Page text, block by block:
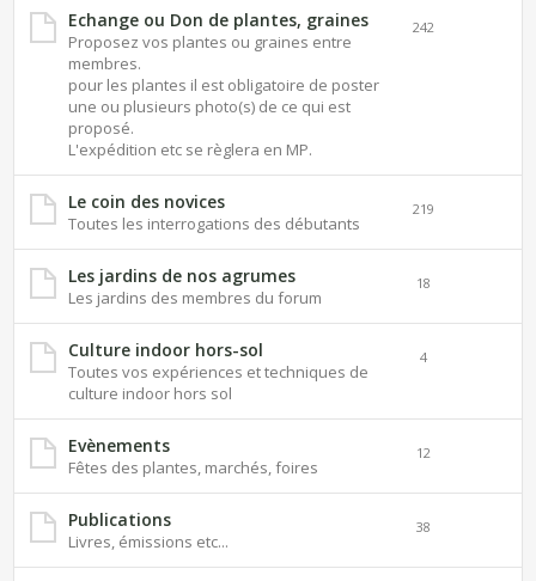
Echange ou Don de plantes, graines
Proposez vos plantes ou graines entre
membres.
pour les plantes il est obligatoire de poster
une ou plusieurs photo(s) de ce qui est
proposé.
L'expédition etc se règlera en MP.
242
Le coin des novices
Toutes les interrogations des débutants
219
Les jardins de nos agrumes
Les jardins des membres du forum
18
Culture indoor hors-sol
Toutes vos expériences et techniques de
culture indoor hors sol
4
Evènements
Fêtes des plantes, marchés, foires
12
Publications
Livres, émissions etc...
38